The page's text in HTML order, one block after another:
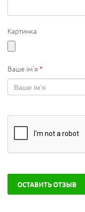
Картинка
Ваше ім'я*
ОСТАВИТЬ ОТЗЫВ